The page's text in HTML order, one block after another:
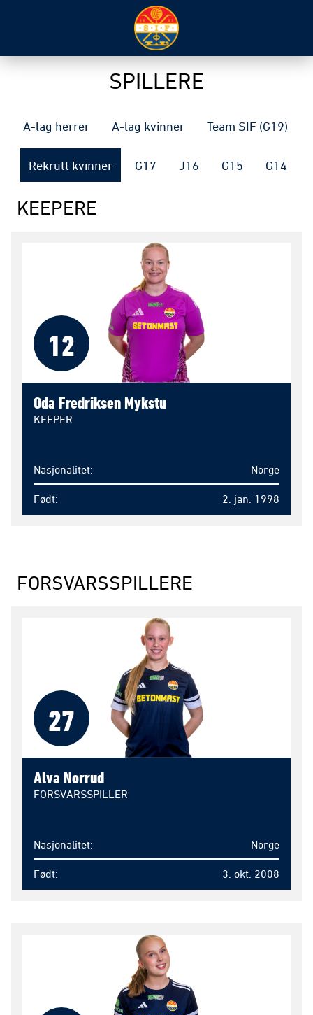
SPILLERE
A-lag herrer A-lag kvinner Team SIF (G19)
Rekrutt kvinner G17 J16 G15 G14
KEEPERE
12
Oda Fredriksen Mykstu
KEEPER
Nasjonalitet Norge
Født 2. jan. 1998
FORSVARSSPILLERE
27
Alva Norrud
FORSVARSSPILLER
Nasjonalitet Norge
Født 3. okt. 2008